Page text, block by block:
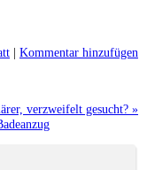
| Kommentar hinzufügen
verzweifelt gesucht? »